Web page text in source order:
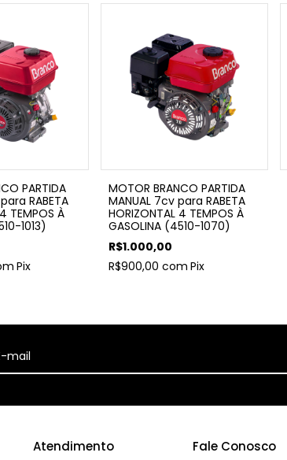
PARTIDA
RABETA
TEMPOS À
1013)
Pix
MOTOR BRANCO PARTIDA
MANUAL 7cv para RABETA
HORIZONTAL 4 TEMPOS À
GASOLINA (4510-1070)
R$1.000,00
R$900,00com Pix
Atendimento Fale Conosco